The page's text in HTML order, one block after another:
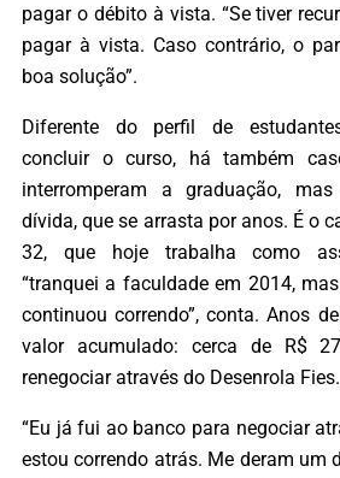
pagar o débito à vista. “Se tiver
pagar à vista. Caso contrário, o
boa solução”.
Diferente do perfil de
concluir o curso, há também
interromperam a graduação,
dívida, que se arrasta por anos. É o
32, que hoje trabalha como
“tranquei a faculdade em 2014,
continuou correndo”, conta. Anos
valor acumulado: cerca de R$
renegociar através do Desenrola Fies.
“Eu já fui ao banco para negociar
estou correndo atrás. Me deram um